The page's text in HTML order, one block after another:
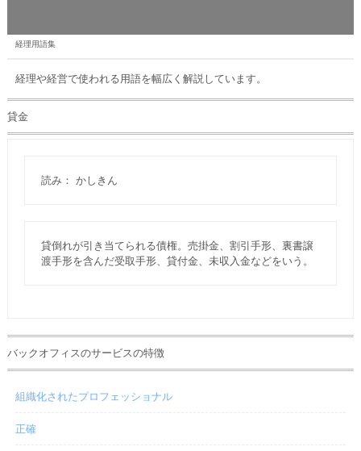
経理用語集
経理や経営で使われる用語を幅広く解説しています。
貸金
読み： かしきん
貸倒れが引き当てられる債権。売掛金、割引手形、裏書譲
渡手形を含んだ受取手形、貸付金、未収入金などをいう。
バックオフィスのサービスの特徴
組織化されたプロフェッショナル
正確